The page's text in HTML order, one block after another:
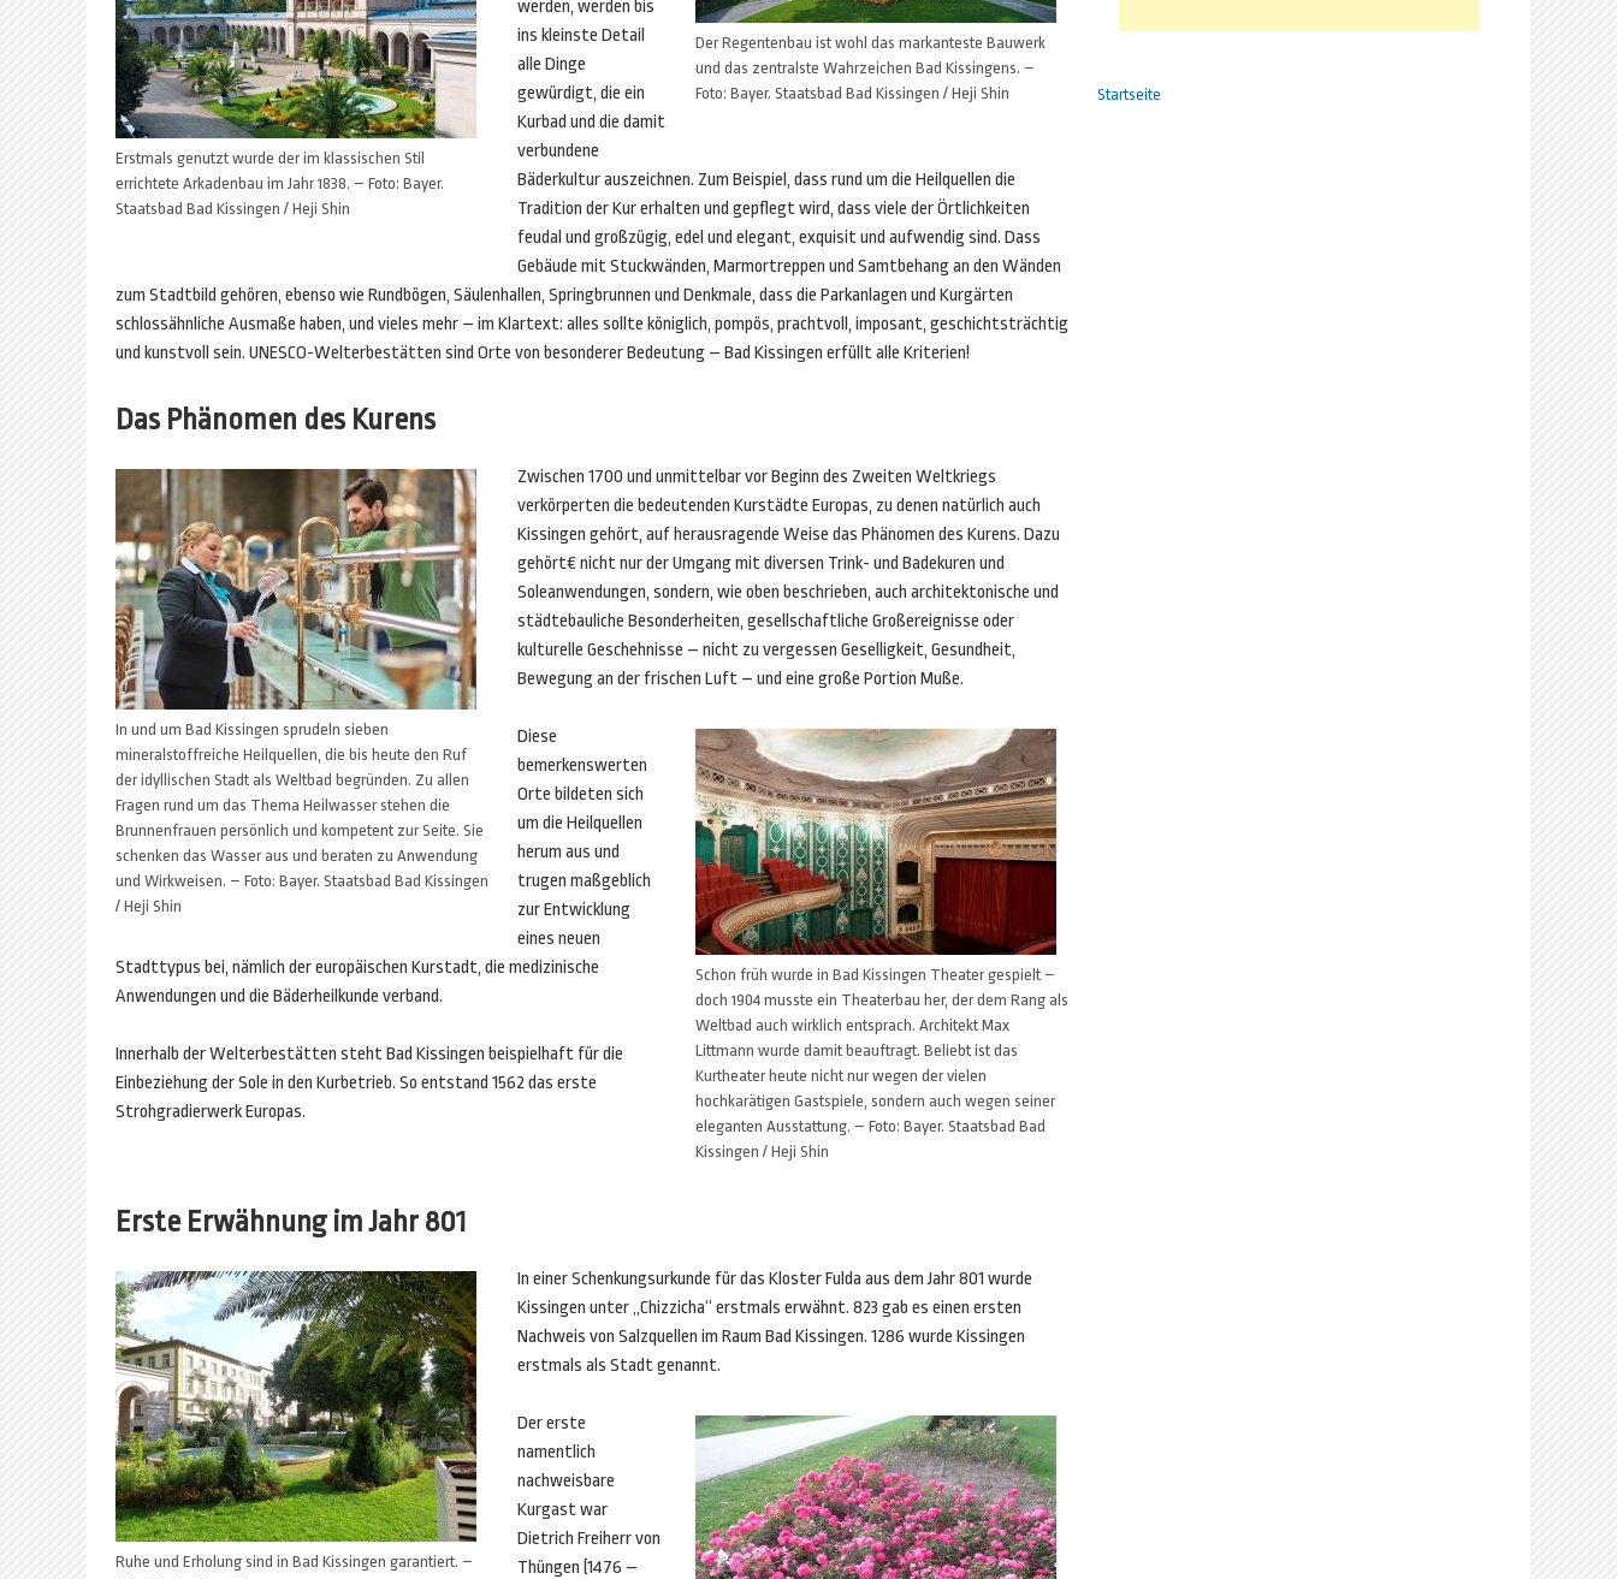
Der Regentenbau ist wohl das markanteste Bauwerk
und das zentralste Wahrzeichen Bad Kissingens. –
Foto: Bayer. Staatsbad Bad Kissingen / Heji Shin
Erstmals genutzt wurde der im klassischen Stil
errichtete Arkadenbau im Jahr 1838. – Foto: Bayer.
Staatsbad Bad Kissingen / Heji Shin
werden, werden bis
ins kleinste Detail
alle Dinge
gewürdigt, die ein
Kurbad und die damit
verbundene
Bäderkultur auszeichnen. Zum Beispiel, dass rund um die Heilquellen die
Tradition der Kur erhalten und gepflegt wird, dass viele der Örtlichkeiten
feudal und großzügig, edel und elegant, exquisit und aufwendig sind. Dass
Gebäude mit Stuckwänden, Marmortreppen und Samtbehang an den Wänden
zum Stadtbild gehören, ebenso wie Rundbögen, Säulenhallen, Springbrunnen und Denkmale, dass die Parkanlagen und Kurgärten
schlossähnliche Ausmaße haben, und vieles mehr – im Klartext: alles sollte königlich, pompös, prachtvoll, imposant, geschichtsträchtig
und kunstvoll sein. UNESCO-Welterbestätten sind Orte von besonderer Bedeutung – Bad Kissingen erfüllt alle Kriterien!
Das Phänomen des Kurens
In und um Bad Kissingen sprudeln sieben
mineralstoffreiche Heilquellen, die bis heute den Ruf
der idyllischen Stadt als Weltbad begründen. Zu allen
Fragen rund um das Thema Heilwasser stehen die
Brunnenfrauen persönlich und kompetent zur Seite. Sie
schenken das Wasser aus und beraten zu Anwendung
und Wirkweisen. – Foto: Bayer. Staatsbad Bad Kissingen
/ Heji Shin
Zwischen 1700 und unmittelbar vor Beginn des Zweiten Weltkriegs
verkörperten die bedeutenden Kurstädte Europas, zu denen natürlich auch
Kissingen gehört, auf herausragende Weise das Phänomen des Kurens. Dazu
gehört€ nicht nur der Umgang mit diversen Trink- und Badekuren und
Soleanwendungen, sondern, wie oben beschrieben, auch architektonische und
städtebauliche Besonderheiten, gesellschaftliche Großereignisse oder
kulturelle Geschehnisse – nicht zu vergessen Geselligkeit, Gesundheit,
Bewegung an der frischen Luft – und eine große Portion Muße.
Schon früh wurde in Bad Kissingen Theater gespielt –
doch 1904 musste ein Theaterbau her, der dem Rang als
Weltbad auch wirklich entsprach. Architekt Max
Littmann wurde damit beauftragt. Beliebt ist das
Kurtheater heute nicht nur wegen der vielen
hochkarätigen Gastspiele, sondern auch wegen seiner
eleganten Ausstattung. – Foto: Bayer. Staatsbad Bad
Kissingen / Heji Shin
Diese
bemerkenswerten
Orte bildeten sich
um die Heilquellen
herum aus und
trugen maßgeblich
zur Entwicklung
eines neuen
Stadttypus bei, nämlich der europäischen Kurstadt, die medizinische
Anwendungen und die Bäderheilkunde verband.
Innerhalb der Welterbestätten steht Bad Kissingen beispielhaft für die
Einbeziehung der Sole in den Kurbetrieb. So entstand 1562 das erste
Strohgradierwerk Europas.
Erste Erwähnung im Jahr 801
Ruhe und Erholung sind in Bad Kissingen garantiert. –
In einer Schenkungsurkunde für das Kloster Fulda aus dem Jahr 801 wurde
Kissingen unter „Chizzicha“ erstmals erwähnt. 823 gab es einen ersten
Nachweis von Salzquellen im Raum Bad Kissingen. 1286 wurde Kissingen
erstmals als Stadt genannt.
Der erste
namentlich
nachweisbare
Kurgast war
Dietrich Freiherr von
Thüngen (1476 –
Startseite